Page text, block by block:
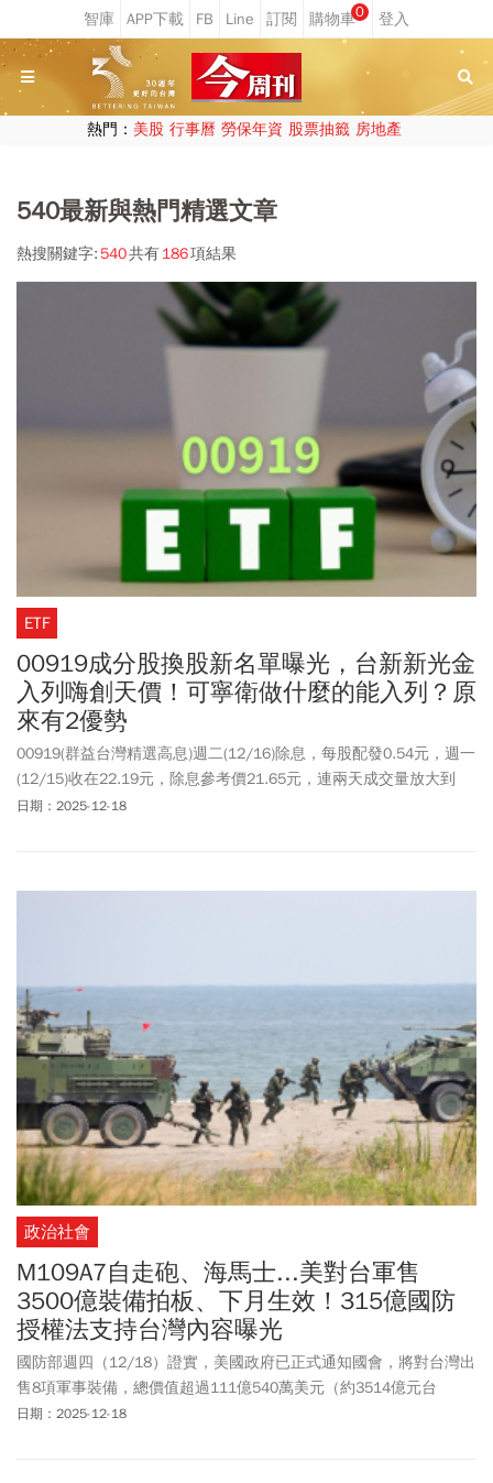
0
熱門： 美股 行事曆 勞保年資 股票抽籤 房地產
540最新與熱門精選文章
熱搜關鍵字: 540共有186項結果
ETF
00919成分股換股新名單曝光，台新新光金
入列嗨創天價！可寧衛做什麼的能入列？原
來有2優勢
00919(群益台灣精選高息)週二(12/16)除息，每股配發0.54元，週一
(12/15)收在22.19元，除息參考價21.65元，連兩天成交量放大到
15-20萬張，存股族搶進的熱度相當高。與此同時，00919追蹤的
日期：2025-12-18
政治社會
M109A7自走砲、海馬士...美對台軍售
3500億裝備拍板、下月生效！315億國防
授權法支持台灣內容曝光
國防部週四（12/18）證實，美國政府已正式通知國會，將對台灣出
售8項軍事裝備，總價值超過111億540萬美元（約3514億元台
幣）；這次軍售涵蓋陸、海、空多項防衛裝備，像是M109A7自走
日期：2025-12-18